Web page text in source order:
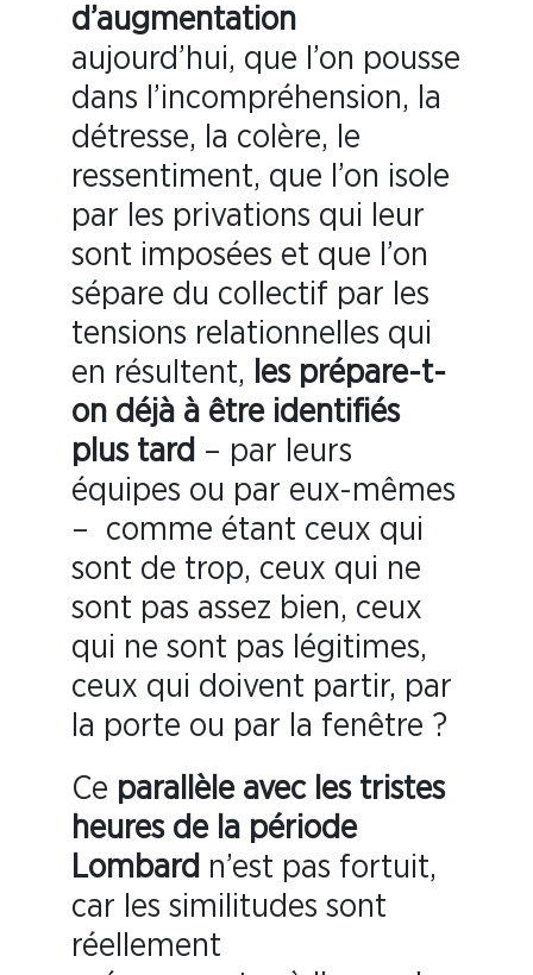
d’augmentation
aujourd’hui, que l’on pousse
dans l’incompréhension, la
détresse, la colère, le
ressentiment, que l’on isole
par les privations qui leur
sont imposées et que l’on
sépare du collectif par les
tensions relationnelles qui
en résultent, les prépare-t-
on déjà à être identifiés
plus tard – par leurs
équipes ou par eux-mêmes
– comme étant ceux qui
sont de trop, ceux qui ne
sont pas assez bien, ceux
qui ne sont pas légitimes,
ceux qui doivent partir, par
la porte ou par la fenêtre ?
Ce parallèle avec les tristes
heures de la période
Lombard n’est pas fortuit,
car les similitudes sont
réellement